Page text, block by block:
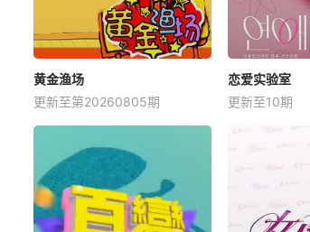
黄金渔场
更新至第20260805期
恋爱实验室
更新至10期